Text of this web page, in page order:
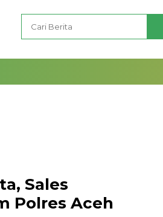
Sales
Polres Aceh